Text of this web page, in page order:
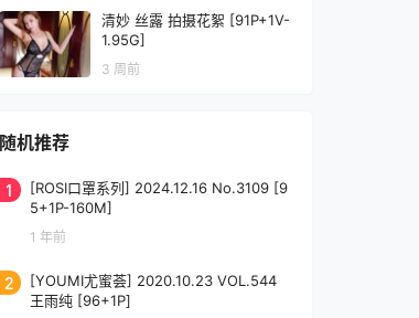
清妙 丝露 拍摄花絮 [91P+1V-
1.95G]
3 周前
随机推荐
1
[ROSI口罩系列] 2024.12.16 No.3109 [9
5+1P-160M]
1 年前
2
[YOUMI尤蜜荟] 2020.10.23 VOL.544
王雨纯 [96+1P]